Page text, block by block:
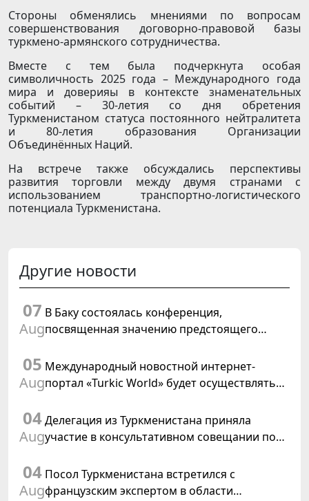
Стороны обменялись мнениями по вопросам
совершенствования договорно-правовой базы
туркмено-армянского сотрудничества.
Вместе с тем была подчеркнута особая
символичность 2025 года – Международного года
мира и доверияы в контексте знаменательных
событий – 30-летия со дня обретения
Туркменистаном статуса постоянного нейтралитета
и 80-летия образования Организации
Объединённых Наций.
На встрече также обсуждались перспективы
развития торговли между двумя странами с
использованием транспортно-логистического
потенциала Туркменистана.
Другие новости
07
Aug
В Баку состоялась конференция,
посвященная значению предстоящего
резолюции ООН «Год международного
права, 2028»
05
Aug
Международный новостной интернет-
портал «Turkic World» будет осуществлять
заседания Халк Маслахаты Туркменистана
04
Aug
Делегация из Туркменистана приняла
участие в консультативном совещании по
04
Aug
Посол Туркменистана встретился с
французским экспертом в области